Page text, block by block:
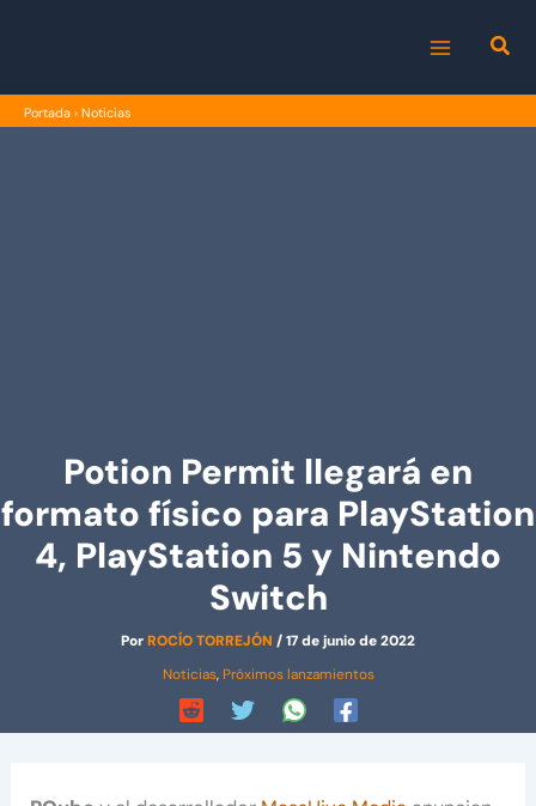
MENU
Portada › Noticias
Potion Permit llegará en
formato físico para PlayStation
4, PlayStation 5 y Nintendo
Switch
PorROCÍO TORREJÓN /17 de junio de 2022
Noticias, Próximos lanzamientos